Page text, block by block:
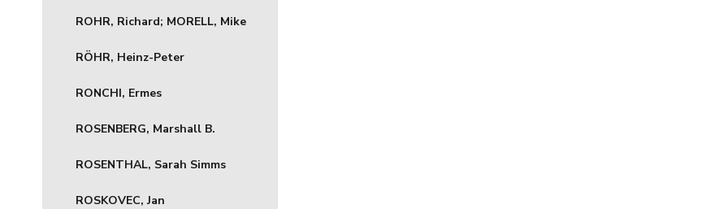
ROHR, Richard; MORELL, Mike
RÖHR, Heinz-Peter
RONCHI, Ermes
ROSENBERG, Marshall B.
ROSENTHAL, Sarah Simms
ROSKOVEC, Jan